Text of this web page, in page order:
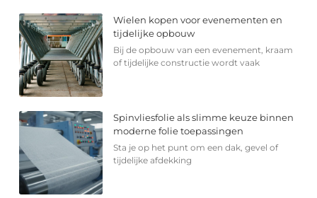
Wielen kopen voor evenementen en
tijdelijke opbouw
Bij de opbouw van een evenement, kraam
of tijdelijke constructie wordt vaak
Spinvliesfolie als slimme keuze binnen
moderne folie toepassingen
Sta je op het punt om een dak, gevel of
tijdelijke afdekking